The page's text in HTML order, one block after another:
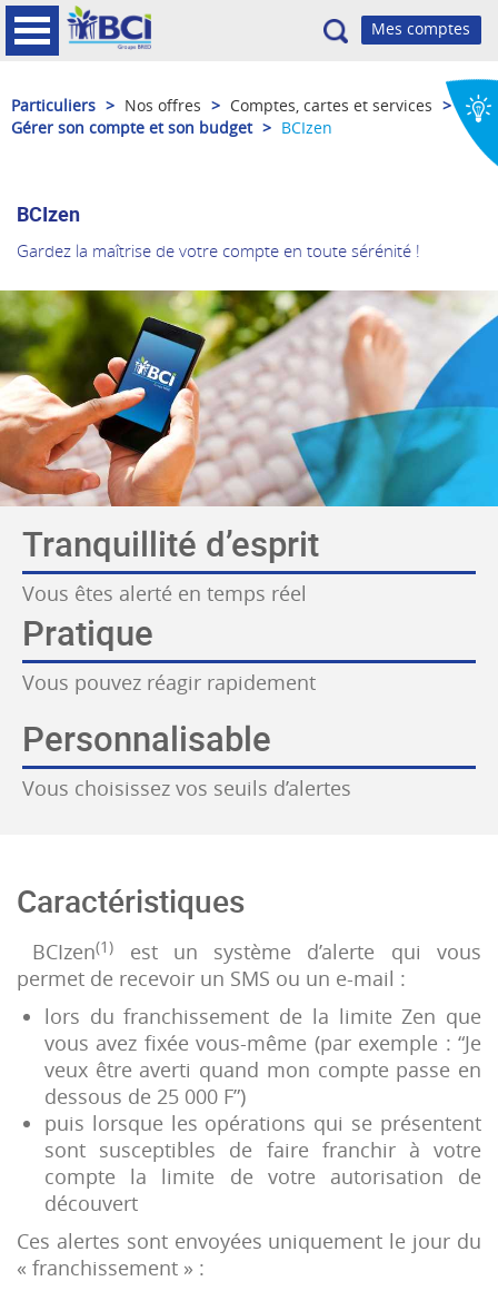
Recherche
Particuliers > Nos offres > Comptes, cartes et services >
Gérer son compte et son budget > BCIzen
BCIzen
Gardez la maîtrise de votre compte en toute sérénité !
Tranquillité d’esprit
Vous êtes alerté en temps réel
Pratique
Vous pouvez réagir rapidement
Personnalisable
Vous choisissez vos seuils d’alertes
Caractéristiques
BCIzen(1)
est un système d’alerte qui vous
permet de recevoir un SMS ou un e-mail :
lors du franchissement de la limite Zen que
vous avez fixée vous-même (par exemple : “Je
veux être averti quand mon compte passe en
dessous de 25 000 F”)
puis lorsque les opérations qui se présentent
sont susceptibles de faire franchir à votre
compte la limite de votre autorisation de
découvert
Ces alertes sont envoyées uniquement le jour du
« franchissement » :